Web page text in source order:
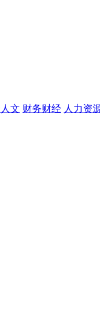
文 财务财经 人力资